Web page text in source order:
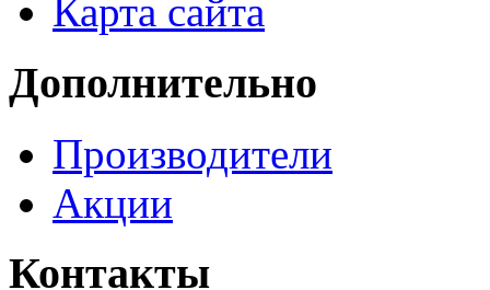
Карта сайта
Дополнительно
Производители
Акции
Контакты